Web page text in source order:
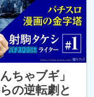
ちゃブギ」
の逆転劇と